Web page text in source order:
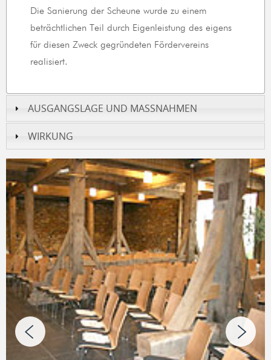
Die Sanierung der Scheune wurde zu einem
beträchtlichen Teil durch Eigenleistung des eigens
für diesen Zweck gegründeten Fördervereins
realisiert.
AUSGANGSLAGE UND MASSNAHMEN
WIRKUNG